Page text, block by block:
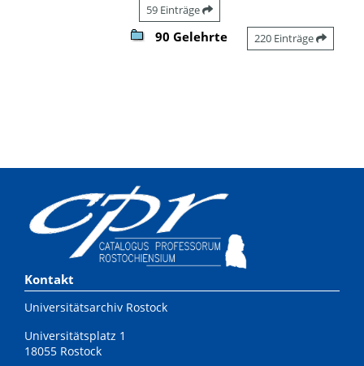
59 Einträge
90 Gelehrte 220 Einträge
Kontakt
Universitätsarchiv Rostock
Universitätsplatz 1
18055 Rostock